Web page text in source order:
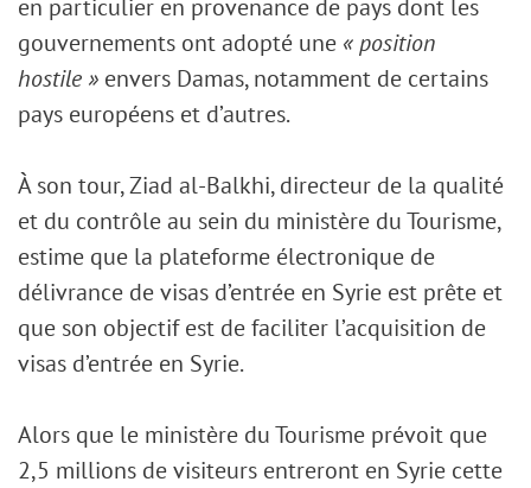
en particulier en provenance de pays dont les
gouvernements ont adopté une « position
hostile » envers Damas, notamment de certains
pays européens et d’autres.
À son tour, Ziad al-Balkhi, directeur de la qualité
et du contrôle au sein du ministère du Tourisme,
estime que la plateforme électronique de
délivrance de visas d’entrée en Syrie est prête et
que son objectif est de faciliter l’acquisition de
visas d’entrée en Syrie.
Alors que le ministère du Tourisme prévoit que
2,5 millions de visiteurs entreront en Syrie cette